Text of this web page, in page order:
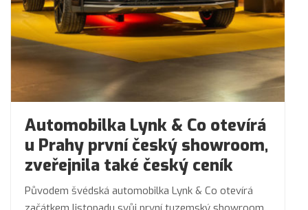
Automobilka Lynk & Co otevírá
u Prahy první český showroom,
zveřejnila také český ceník
Původem švédská automobilka Lynk & Co otevírá